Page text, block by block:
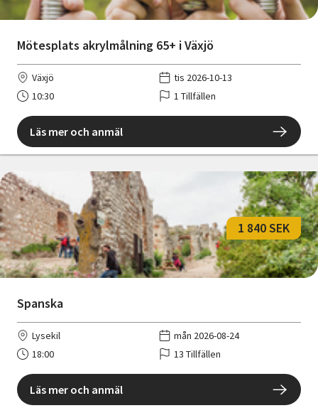
Mötesplats akrylmålning 65+ i Växjö
Växjö
tis 2026-10-13
10:30
1 Tillfällen
Läs mer och anmäl
Spanska
1 840 SEK
Lysekil
mån 2026-08-24
18:00
13 Tillfällen
Läs mer och anmäl